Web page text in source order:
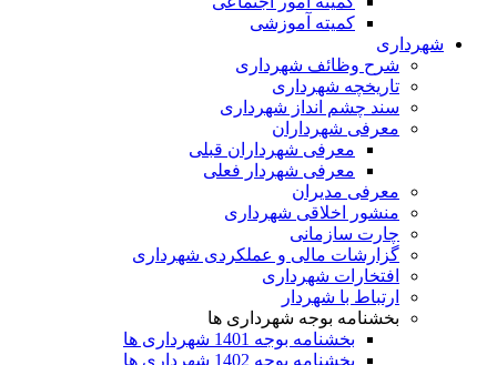
کمیته آموزشی
شهرداری
شرح وظائف شهرداری
تاریخچه شهرداری
سند چشم انداز شهرداری
معرفی شهرداران
معرفی شهرداران قبلی
معرفی شهردار فعلی
معرفی مدیران
منشور اخلاقی شهرداری
چارت سازمانی
گزارشات مالی و عملکردی شهرداری
افتخارات شهرداری
ارتباط با شهردار
بخشنامه بوجه شهرداری ها
بخشنامه بوجه 1401 شهرداری ها
بخشنامه بوجه 1402 شهرداری ها